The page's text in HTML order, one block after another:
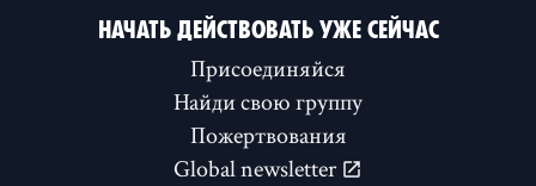
НАЧАТЬ ДЕЙСТВОВАТЬ УЖЕ СЕЙЧАС
Присоединяйся
Найди свою группу
Пожертвования
Global newsletter